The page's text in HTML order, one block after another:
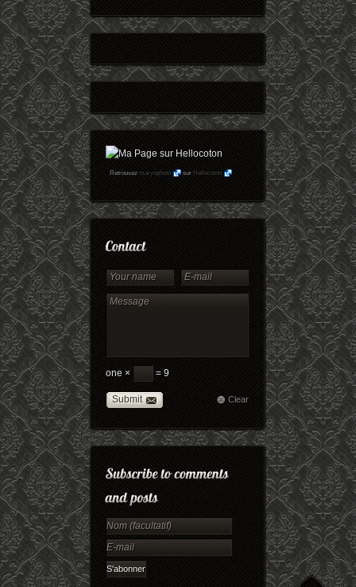
Retrouvezmaryophoto surHellocoton
one × = 9
Submit Clear